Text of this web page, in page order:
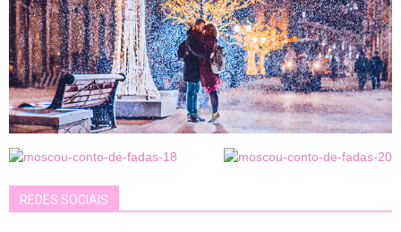
REDES SOCIAIS